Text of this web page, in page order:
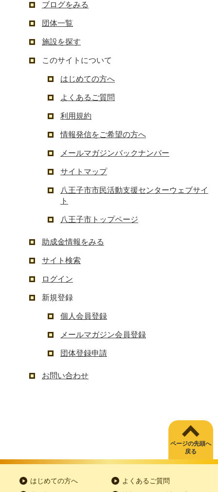
ブログをみる
団体一覧
施設を探す
このサイトについて
はじめての方へ
よくあるご質問
利用規約
情報発信をご希望の方へ
メールマガジンバックナンバー
サイトマップ
八王子市市民活動支援センターウェブサイ
ト
八王子市トップページ
助成金情報をみる
サイト検索
ログイン
新規登録
個人会員登録
メールマガジン会員登録
団体登録申請
お問い合わせ
ページの先頭へ
戻る
はじめての方へ
よくあるご質問